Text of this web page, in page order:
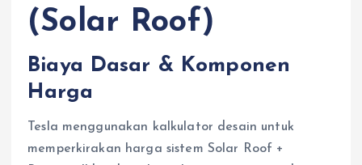
(Solar Roof)
Biaya Dasar & Komponen
Harga
Tesla menggunakan kalkulator desain untuk
memperkirakan harga sistem Solar Roof +